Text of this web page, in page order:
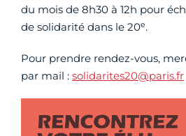
du mois de 8h30 à 12h pour
de solidarité dans le 20e.
Pour prendre rendez-vous,
par mail : solidarites20@paris.fr